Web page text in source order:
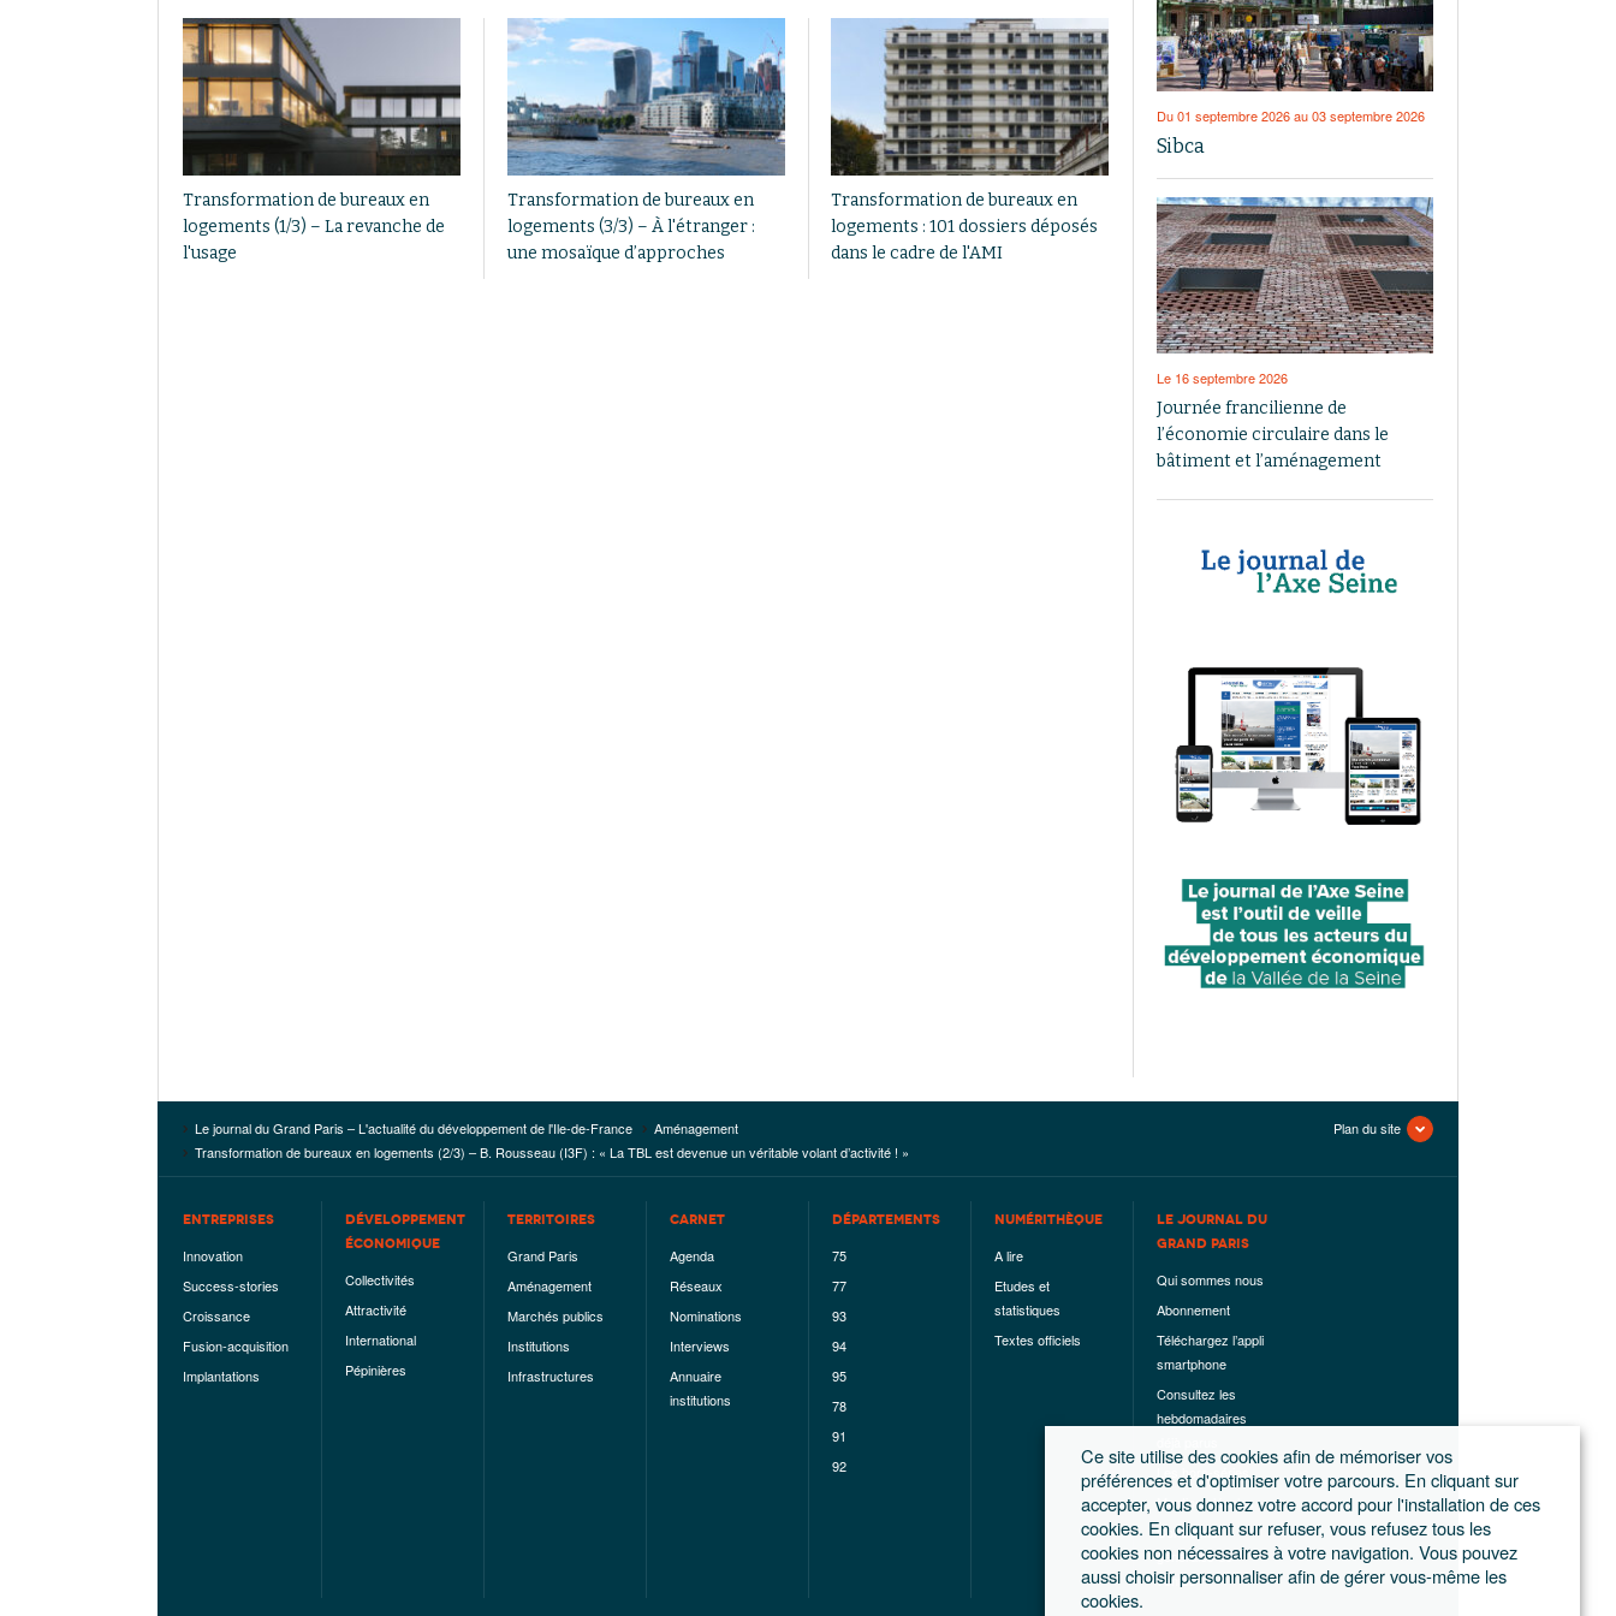
Transformation de bureaux en
logements (1/3) – La revanche de
l'usage
Transformation de bureaux en
logements (3/3) – À l'étranger :
une mosaïque d’approches
Transformation de bureaux en
logements : 101 dossiers déposés
dans le cadre de l'AMI
Du 01 septembre 2026 au 03 septembre 2026
Sibca
Le 16 septembre 2026
Journée francilienne de
l’économie circulaire dans le
bâtiment et l’aménagement
Le journal du Grand Paris – L'actualité du développement de l'Ile-de-France
Aménagement
Transformation de bureaux en logements (2/3) – B. Rousseau (I3F) : « La TBL est devenue un véritable volant d’activité ! »
Plan du site
ENTREPRISES
Innovation
Success-stories
Croissance
Fusion-acquisition
Implantations
DÉVELOPPEMENT
ÉCONOMIQUE
Collectivités
Attractivité
International
Pépinières
TERRITOIRES
Grand Paris
Aménagement
Marchés publics
Institutions
Infrastructures
CARNET
Agenda
Réseaux
Nominations
Interviews
Annuaire
institutions
DÉPARTEMENTS
75
77
93
94
95
78
91
92
NUMÉRITHÈQUE
A lire
Etudes et
statistiques
Textes officiels
LE JOURNAL DU
GRAND PARIS
Qui sommes nous
Abonnement
Téléchargez l’appli
smartphone
Consultez les
hebdomadaires
Les hors-séries
Mentions légales
Conditions
générales de
ventes
Ce site utilise des cookies afin de mémoriser vos
préférences et d'optimiser votre parcours. En cliquant sur
accepter, vous donnez votre accord pour l'installation de ces
cookies. En cliquant sur refuser, vous refusez tous les
cookies non nécessaires à votre navigation. Vous pouvez
aussi choisir personnaliser afin de gérer vous-même les
cookies.